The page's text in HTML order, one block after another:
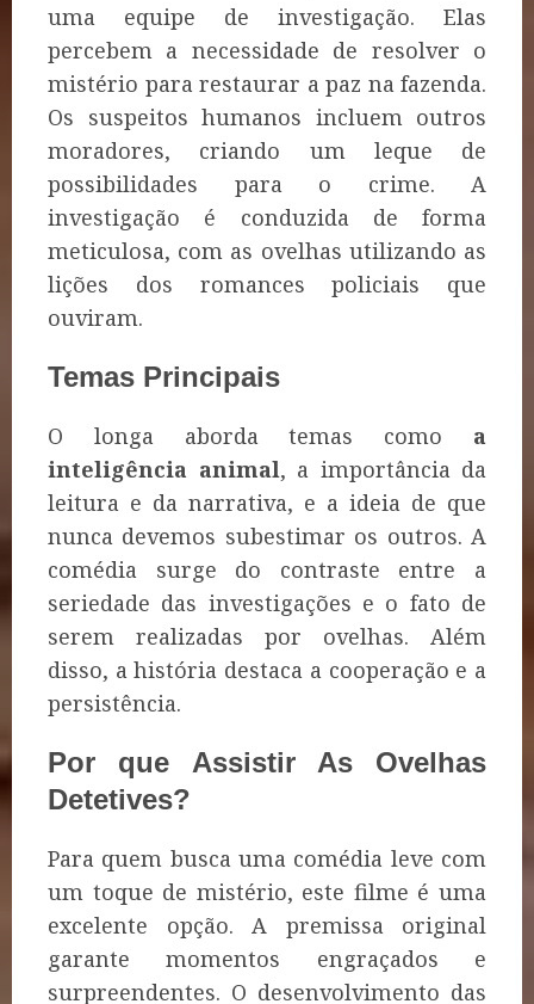
uma equipe de investigação. Elas
percebem a necessidade de resolver o
mistério para restaurar a paz na fazenda.
Os suspeitos humanos incluem outros
moradores, criando um leque de
possibilidades para o crime. A
investigação é conduzida de forma
meticulosa, com as ovelhas utilizando as
lições dos romances policiais que
ouviram.
Temas Principais
O longa aborda temas como a
inteligência animal, a importância da
leitura e da narrativa, e a ideia de que
nunca devemos subestimar os outros. A
comédia surge do contraste entre a
seriedade das investigações e o fato de
serem realizadas por ovelhas. Além
disso, a história destaca a cooperação e a
persistência.
Por que Assistir As Ovelhas
Detetives?
Para quem busca uma comédia leve com
um toque de mistério, este filme é uma
excelente opção. A premissa original
garante momentos engraçados e
surpreendentes. O desenvolvimento das